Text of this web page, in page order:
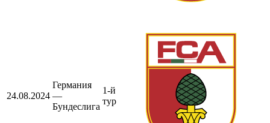
24.08.2024
Германия
—
Бундеслига
1-й
тур